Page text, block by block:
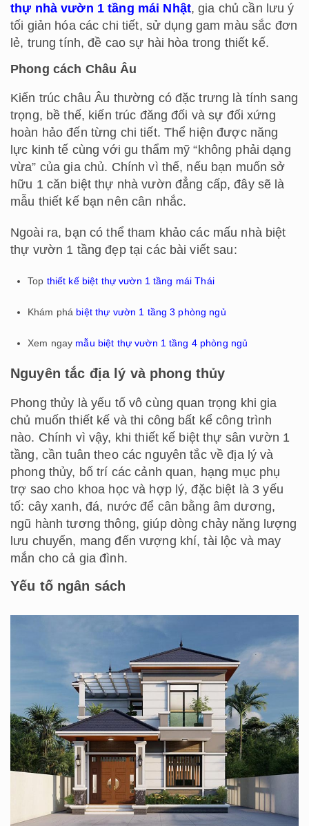
thự nhà vườn 1 tầng mái Nhật, gia chủ cần lưu ý
tối giản hóa các chi tiết, sử dụng gam màu sắc đơn
lẻ, trung tính, đề cao sự hài hòa trong thiết kế.
Phong cách Châu Âu
Kiến trúc châu Âu thường có đặc trưng là tính sang
trọng, bề thế, kiến trúc đăng đối và sự đối xứng
hoàn hảo đến từng chi tiết. Thể hiện được năng
lực kinh tế cùng với gu thẩm mỹ “không phải dạng
vừa” của gia chủ. Chính vì thế, nếu bạn muốn sở
hữu 1 căn biệt thự nhà vườn đẳng cấp, đây sẽ là
mẫu thiết kế bạn nên cân nhắc.
Ngoài ra, bạn có thể tham khảo các mấu nhà biệt
thự vườn 1 tầng đẹp tại các bài viết sau:
Top thiết kế biệt thự vườn 1 tầng mái Thái
Khám phá biệt thự vườn 1 tầng 3 phòng ngủ
Xem ngay mẫu biệt thự vườn 1 tầng 4 phòng ngủ
Nguyên tắc địa lý và phong thủy
Phong thủy là yếu tố vô cùng quan trọng khi gia
chủ muốn thiết kế và thi công bất kể công trình
nào. Chính vì vậy, khi thiết kế biệt thự sân vườn 1
tầng, cần tuân theo các nguyên tắc về địa lý và
phong thủy, bố trí các cảnh quan, hạng mục phụ
trợ sao cho khoa học và hợp lý, đặc biệt là 3 yếu
tố: cây xanh, đá, nước để cân bằng âm dương,
ngũ hành tương thông, giúp dòng chảy năng lượng
lưu chuyển, mang đến vượng khí, tài lộc và may
mắn cho cả gia đình.
Yếu tố ngân sách